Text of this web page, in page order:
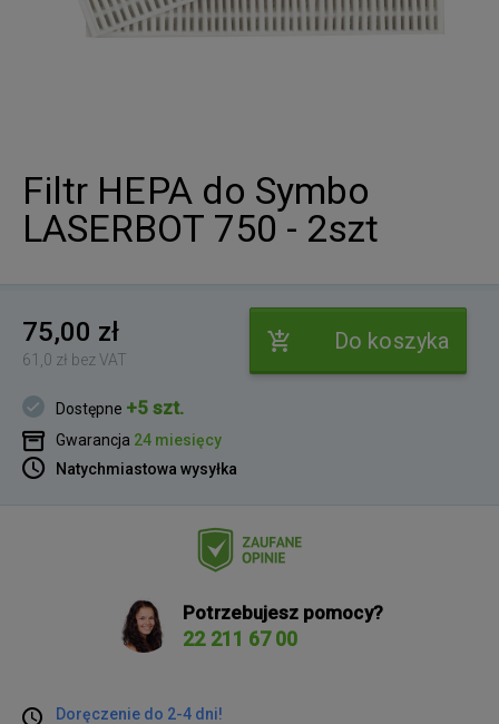
Filtr HEPA do Symbo
LASERBOT 750 - 2szt
75,00 zł
61,0 zł bez VAT
Do koszyka
Dostępne +5 szt.
Gwarancja 24 miesięcy
Natychmiastowa wysyłka
Potrzebujesz pomocy?
22 211 67 00
Doręczenie do 2-4 dni!